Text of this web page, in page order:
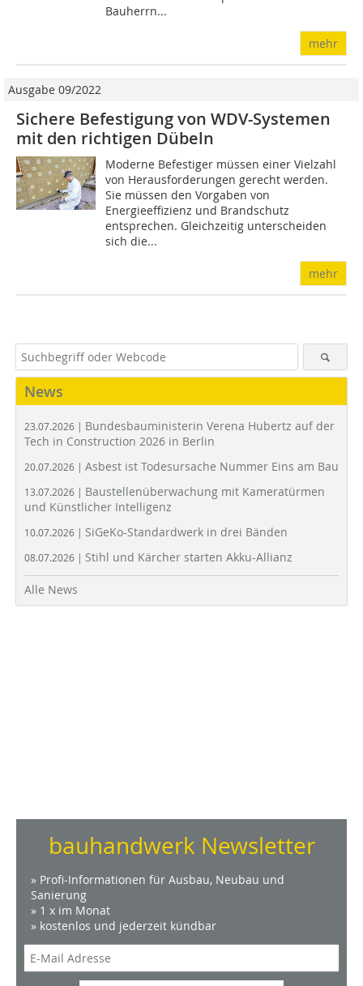
Bauherrn...
mehr
Ausgabe 09/2022
Sichere Befestigung von WDV-Systemen
mit den richtigen Dübeln
Moderne Befestiger müssen einer Vielzahl
von Herausforderungen gerecht werden.
Sie müssen den Vorgaben von
Energieeffizienz und Brandschutz
entsprechen. Gleichzeitig unterscheiden
sich die...
mehr
News
23.07.2026 | Bundesbauministerin Verena Hubertz auf der
Tech in Construction 2026 in Berlin
20.07.2026 | Asbest ist Todesursache Nummer Eins am Bau
13.07.2026 | Baustellenüberwachung mit Kameratürmen
und Künstlicher Intelligenz
10.07.2026 | SiGeKo-Standardwerk in drei Bänden
08.07.2026 | Stihl und Kärcher starten Akku-Allianz
Alle News
bauhandwerk Newsletter
» Profi-Informationen für Ausbau, Neubau und
Sanierung
» 1 x im Monat
» kostenlos und jederzeit kündbar